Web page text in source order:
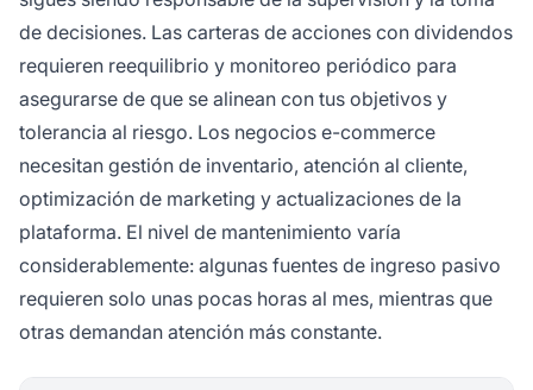
de decisiones. Las carteras de acciones con dividendos
requieren reequilibrio y monitoreo periódico para
asegurarse de que se alinean con tus objetivos y
tolerancia al riesgo. Los negocios e-commerce
necesitan gestión de inventario, atención al cliente,
optimización de marketing y actualizaciones de la
plataforma. El nivel de mantenimiento varía
considerablemente: algunas fuentes de ingreso pasivo
requieren solo unas pocas horas al mes, mientras que
otras demandan atención más constante.